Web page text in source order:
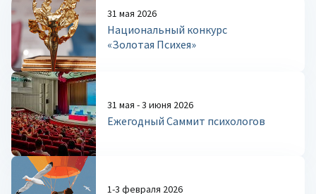
31 мая 2026
Национальный конкурс
«Золотая Психея»
31 мая - 3 июня 2026
Ежегодный Саммит психологов
1-3 февраля 2026